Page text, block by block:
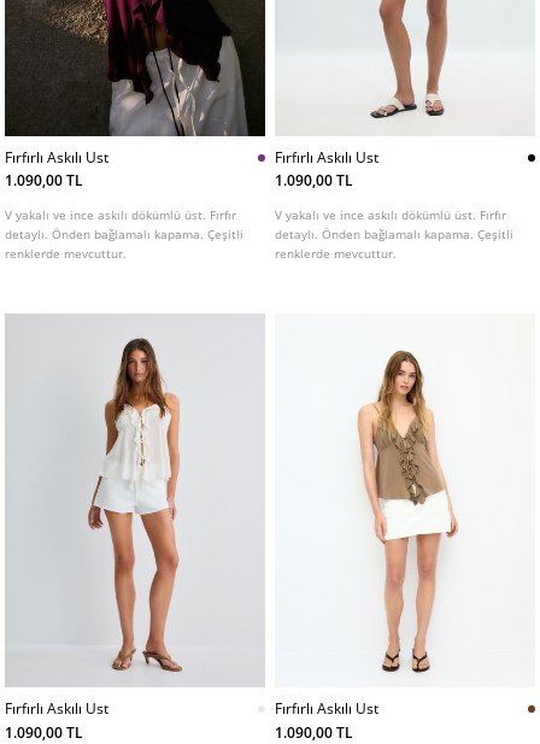
Fırfırlı Askılı Ust
1.090,00 TL
V yakalı ve ince askılı dökümlü üst. Fırfır
detaylı. Önden bağlamalı kapama. Çeşitli
renklerde mevcuttur.
Fırfırlı Askılı Ust
1.090,00 TL
V yakalı ve ince askılı dökümlü üst. Fırfır
detaylı. Önden bağlamalı kapama. Çeşitli
renklerde mevcuttur.
Fırfırlı Askılı Ust
1.090,00 TL
Fırfırlı Askılı Ust
1.090,00 TL